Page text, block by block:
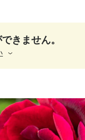
きません。